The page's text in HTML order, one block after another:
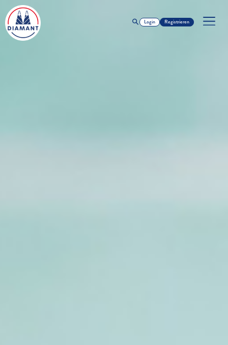
Login Registrieren